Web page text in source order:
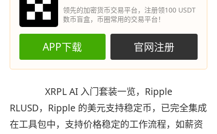
领先的加密货币交易平台，注册领100 USDT
数币盲盒，币圈常用的交易平台！
APP下载 官网注册
XRPL AI 入门套装一览，Ripple
RLUSD，Ripple 的美元支持稳定币，已完全集成
在工具包中，支持价格稳定的工作流程，如薪资